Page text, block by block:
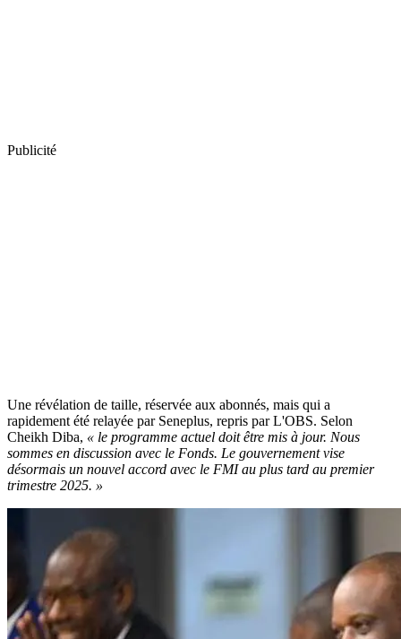
Publicité
Une révélation de taille, réservée aux abonnés, mais qui a
rapidement été relayée par Seneplus, repris par L'OBS. Selon
Cheikh Diba, « le programme actuel doit être mis à jour. Nous
sommes en discussion avec le Fonds. Le gouvernement vise
désormais un nouvel accord avec le FMI au plus tard au premier
trimestre 2025. »